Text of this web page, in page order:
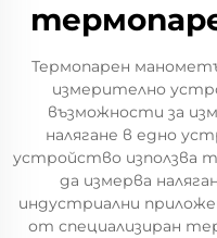
Термопарен
измерително
възможности за
налягане в едно
устройство използва
да измерва
индустриални
от специализиран